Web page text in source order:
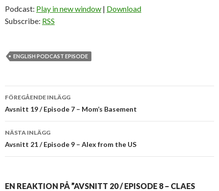
Podcast: Play in new window | Download
Subscribe: RSS
ENGLISH PODCAST EPISODE
Inläggsnavigering
FÖREGÅENDE INLÄGG
Avsnitt 19 / Episode 7 – Mom’s Basement
NÄSTA INLÄGG
Avsnitt 21 / Episode 9 – Alex from the US
EN REAKTION PÅ ”AVSNITT 20 / EPISODE 8 – CLAES